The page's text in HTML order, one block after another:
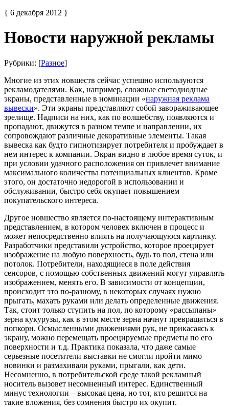
{ 6 декабря 2012 }
Новости наружной рекламы
Рубрики: [Разное]
Многие из этих новшеств сейчас успешно используются
рекламодателями. Как, например, сложные светодиодные
экраны, представленные в номинации «наружная реклама
вывески». Эти экраны представляют собой завораживающее
зрелище. Надписи на них, как по волшебству, появляются и
пропадают, движутся в разном темпе и направлении, их
сопровождают различные декоративные элементы. Такая
вывеска как будто гипнотизирует потребителя и пробуждает в
нем интерес к компании. Экран видно в любое время суток, и
при условии удачного расположения он привлечет внимание
максимального количества потенциальных клиентов. Кроме
этого, он достаточно недорогой в использовании и
обслуживании, быстро себя окупает повышением
покупательского интереса.
Другое новшество является по-настоящему интерактивным
представлением, в котором человек включен в процесс и
может непосредственно влиять на получающуюся картинку.
Разработчики представили устройство, которое проецирует
изображение на любую поверхность, будь то пол, стена или
потолок. Потребители, находящиеся в поле действия
сенсоров, с помощью собственных движений могут управлять
изображением, менять его. В зависимости от концепции,
происходит это по-разному, в некоторых случаях нужно
прыгать, махать руками или делать определенные движения.
Так, стоит только ступить на пол, по которому «рассыпаны»
зерна кукурузы, как в этом месте зерна начнут превращаться в
попкорн. Осмысленными движениями рук, не прикасаясь к
экрану, можно перемещать проецируемые предметы по его
поверхности и т.д. Практика показала, что даже самые
серьезные посетители выставки не смогли пройти мимо
новинки и размахивали руками, прыгали, как дети.
Несомненно, в потребительской среде такой рекламный
носитель вызовет несомненный интерес. Единственный
минус технологии – высокая цена, но тот, кто решится на
такие вложения, без сомнения быстро их окупит.